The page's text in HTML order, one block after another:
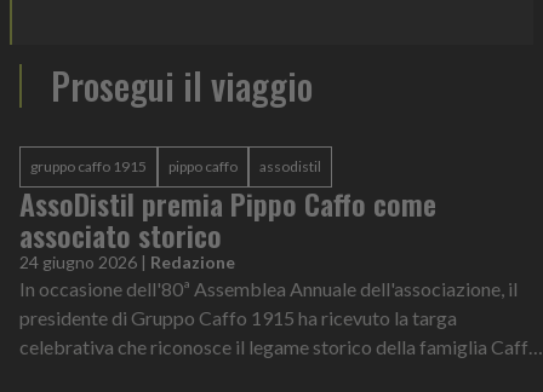
Prosegui il viaggio
gruppo caffo 1915 pippo caffo assodistil
AssoDistil premia Pippo Caffo come
associato storico
24 giugno 2026 | Redazione
In occasione dell'80ª Assemblea Annuale dell'associazione, il
presidente di Gruppo Caffo 1915 ha ricevuto la targa
celebrativa che riconosce il legame storico della famiglia Caffo